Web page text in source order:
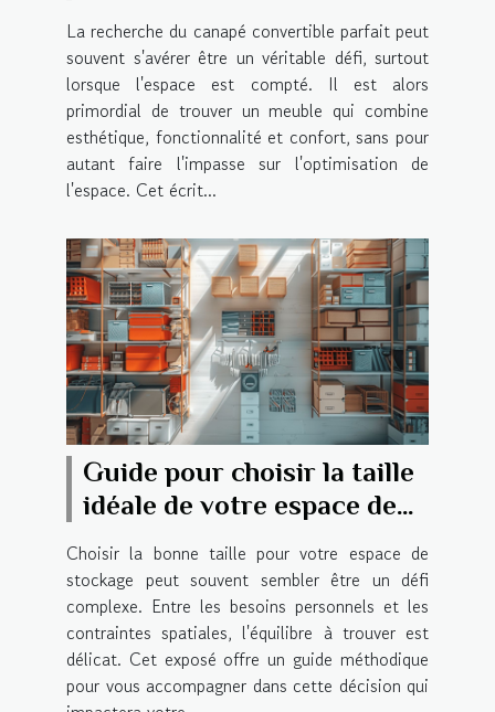
La recherche du canapé convertible parfait peut
souvent s'avérer être un véritable défi, surtout
lorsque l'espace est compté. Il est alors
primordial de trouver un meuble qui combine
esthétique, fonctionnalité et confort, sans pour
autant faire l'impasse sur l'optimisation de
l'espace. Cet écrit...
Guide pour choisir la taille
idéale de votre espace de
stockage
Choisir la bonne taille pour votre espace de
stockage peut souvent sembler être un défi
complexe. Entre les besoins personnels et les
contraintes spatiales, l'équilibre à trouver est
délicat. Cet exposé offre un guide méthodique
pour vous accompagner dans cette décision qui